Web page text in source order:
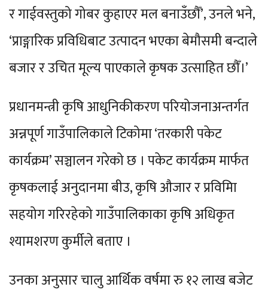
र गाईवस्तुको गोबर कुहाएर मल बनाउँछौँ’, उनले भने,
‘प्राङ्गारिक प्रविधिबाट उत्पादन भएका बेमौसमी बन्दाले
बजार र उचित मूल्य पाएकाले कृषक उत्साहित छौँ।’
प्रधानमन्त्री कृषि आधुनिकीकरण परियोजनाअन्तर्गत
अन्नपूर्ण गाउँपालिकाले टिकोमा ‘तरकारी पकेट
कार्यक्रम’ सञ्चालन गरेको छ । पकेट कार्यक्रम मार्फत
कृषकलाई अनुदानमा बीउ, कृषि औजार र प्रविमिा
सहयोग गरिरहेको गाउँपालिकाका कृषि अधिकृत
श्यामशरण कुर्मीले बताए ।
उनका अनुसार चालु आर्थिक वर्षमा रु १२ लाख बजेट